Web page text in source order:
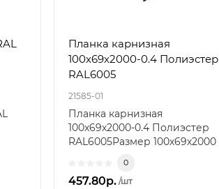
Планка карнизная
100х69х2000-0.4 Полиэстер
RAL6005
21585-01
Планка карнизная
100х69х2000-0.4 Полиэстер
RAL6005Размер 100х69х2000
0
457.80р. /шт